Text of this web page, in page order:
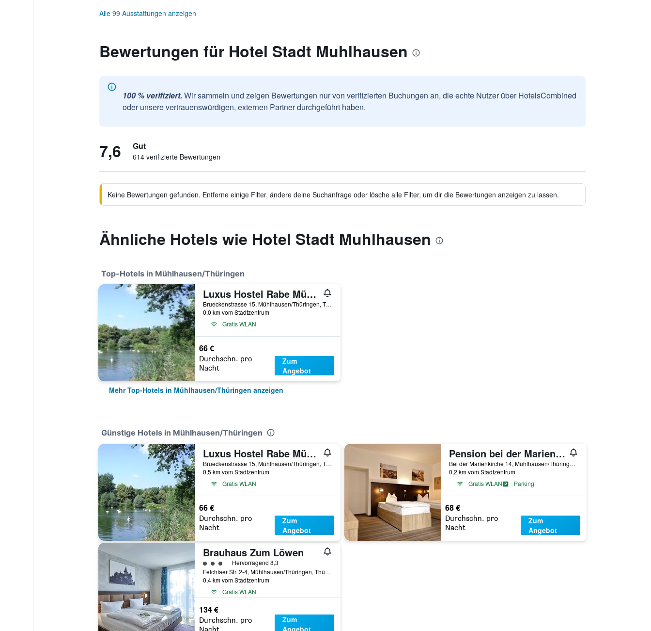
Alle 99 Ausstattungen anzeigen
Bewertungen für Hotel Stadt Muhlhausen
100 % verifiziert. Wir sammeln und zeigen Bewertungen nur von verifizierten Buchungen an, die echte Nutzer über HotelsCombined
oder unsere vertrauenswürdigen, externen Partner durchgeführt haben.
7,6 Gut
614 verifizierte Bewertungen
Keine Bewertungen gefunden. Entferne einige Filter, ändere deine Suchanfrage oder lösche alle Filter, um dir die Bewertungen anzeigen zu lassen.
Ähnliche Hotels wie Hotel Stadt Muhlhausen
Top-Hotels in Mühlhausen/Thüringen
Luxus Hostel Rabe Mühlhausen
Brueckenstrasse 15, Mühlhausen/Thüringen, Thüringen, Deutschland
0,0 km vom Stadtzentrum
Gratis WLAN
66 €
Durchschn. pro
Nacht
Zum
Angebot
Mehr Top-Hotels in Mühlhausen/Thüringen anzeigen
Günstige Hotels in Mühlhausen/Thüringen
Luxus Hostel Rabe Mühlhausen
Brueckenstrasse 15, Mühlhausen/Thüringen, Thüringen, Deutschland
0,5 km vom Stadtzentrum
Gratis WLAN
66 €
Durchschn. pro
Nacht
Zum
Angebot
Pension bei der Marienkirche
Bei der Marienkirche 14, Mühlhausen/Thüringen, Thüringen, Deutschland
0,2 km vom Stadtzentrum
Gratis WLAN
Parking
68 €
Durchschn. pro
Nacht
Zum
Angebot
Brauhaus Zum Löwen
Bewertungskategorie 3
Hervorragend 8,3
Felchtaer Str. 2-4, Mühlhausen/Thüringen, Thüringen, Deutschland
0,4 km vom Stadtzentrum
Gratis WLAN
134 €
Durchschn. pro
Zum
Angebot